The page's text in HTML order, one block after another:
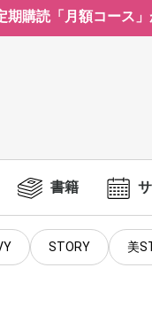
期購読「月額コース
書籍
STORY 美